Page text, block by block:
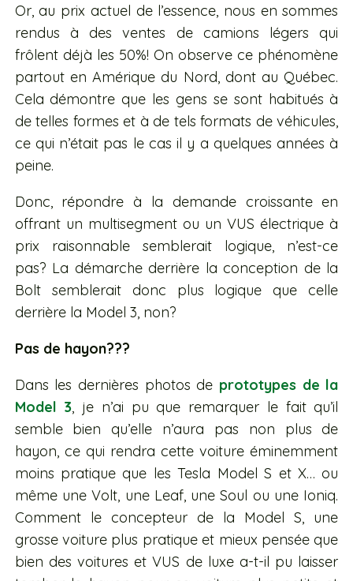
Or, au prix actuel de l’essence, nous en sommes
rendus à des ventes de camions légers qui
frôlent déjà les 50%! On observe ce phénomène
partout en Amérique du Nord, dont au Québec.
Cela démontre que les gens se sont habitués à
de telles formes et à de tels formats de véhicules,
ce qui n’était pas le cas il y a quelques années à
peine.
Donc, répondre à la demande croissante en
offrant un multisegment ou un VUS électrique à
prix raisonnable semblerait logique, n’est-ce
pas? La démarche derrière la conception de la
Bolt semblerait donc plus logique que celle
derrière la Model 3, non?
Pas de hayon???
Dans les dernières photos de prototypes de la
Model 3, je n’ai pu que remarquer le fait qu’il
semble bien qu’elle n’aura pas non plus de
hayon, ce qui rendra cette voiture éminemment
moins pratique que les Tesla Model S et X… ou
même une Volt, une Leaf, une Soul ou une Ioniq.
Comment le concepteur de la Model S, une
grosse voiture plus pratique et mieux pensée que
bien des voitures et VUS de luxe a-t-il pu laisser